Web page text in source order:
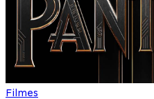
Filmes